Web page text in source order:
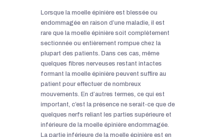
Lorsque la moelle épinière est blessée ou
endommagée en raison d’une maladie, il est
rare que la moelle épinière soit complètement
sectionnée ou entièrement rompue chez la
plupart des patients. Dans ces cas, même
quelques fibres nerveuses restant intactes
formant la moelle épinière peuvent suffire au
patient pour effectuer de nombreux
mouvements. En d’autres termes, ce qui est
important, c’est la présence ne serait-ce que de
quelques nerfs reliant les parties supérieure et
inférieure de la moelle épinière endommagée.
La partie inférieure de la moelle épinière est en